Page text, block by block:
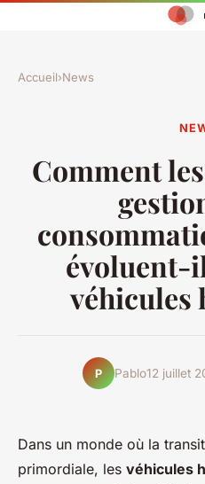
Accueil›News
Comment
évoluent-
véhicules
P Pablo12 juillet
Dans un monde où la
primordiale, les véhicules